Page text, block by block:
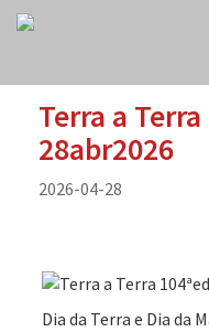
Terra a
28abr2026
2026-04-28
Dia da Terra e Dia da